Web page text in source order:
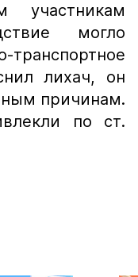
участникам
могло
лихач, он
причинам.
по ст.